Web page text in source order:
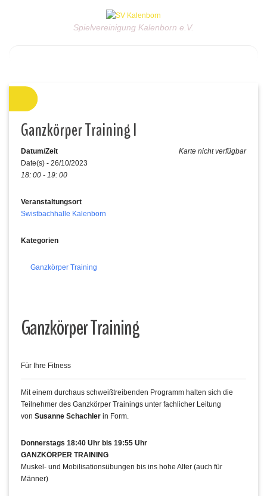
Spielvereinigung Kalenborn e.V.
Ganzkörper Training I
Karte nicht verfügbar
Datum/Zeit
Date(s) - 26/10/2023
18: 00 - 19: 00
Veranstaltungsort
Swistbachhalle Kalenborn
Kategorien
Ganzkörper Training
Ganzkörper Training
Für Ihre Fitness
Mit einem durchaus schweißtreibenden Programm halten sich die
Teilnehmer des Ganzkörper Trainings unter fachlicher Leitung
von Susanne Schachler in Form.
Donnerstags 18:40 Uhr bis 19:55 Uhr
GANZKÖRPER TRAINING
Muskel- und Mobilisationsübungen bis ins hohe Alter (auch für
Männer)